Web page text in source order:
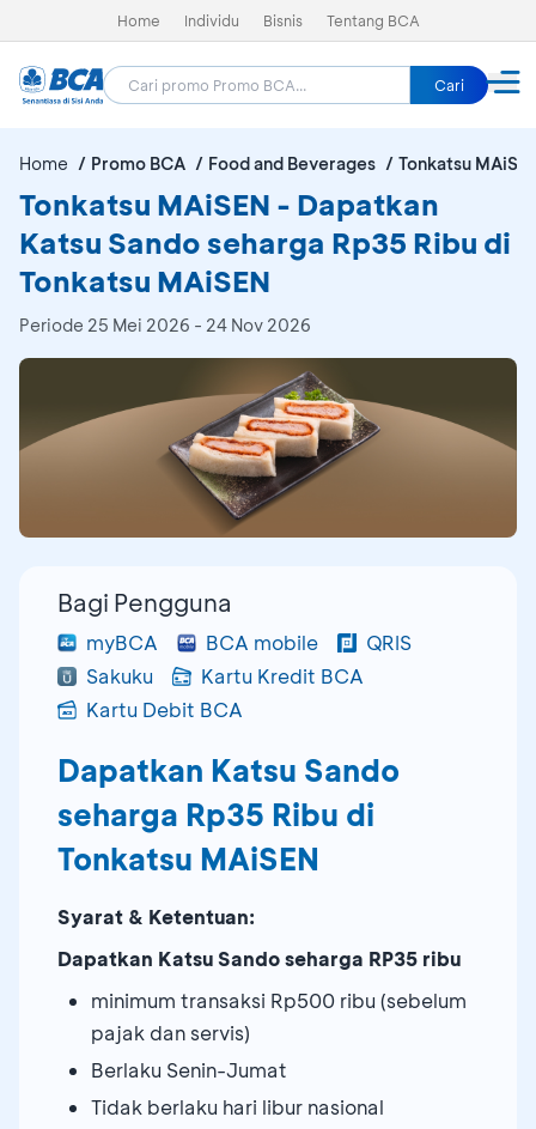
Home Individu Bisnis Tentang BCA
Cari
Home Promo BCA Food and Beverages Tonkatsu
Tonkatsu MAiSEN - Dapatkan
Katsu Sando seharga Rp35 Ribu di
Tonkatsu MAiSEN
Periode 25 Mei 2026 - 24 Nov 2026
Bagi Pengguna
myBCA BCA mobile
QRIS
Sakuku
Kartu Kredit BCA
Kartu Debit BCA
Dapatkan Katsu Sando
seharga Rp35 Ribu di
Tonkatsu MAiSEN
Syarat & Ketentuan:
Dapatkan Katsu Sando seharga RP35 ribu
minimum transaksi Rp500 ribu (sebelum
pajak dan servis)
Berlaku Senin-Jumat
Tidak berlaku hari libur nasional